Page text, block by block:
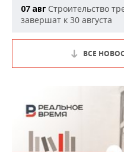
07 авг Строительство
завершат к 30 августа
ВСЕ